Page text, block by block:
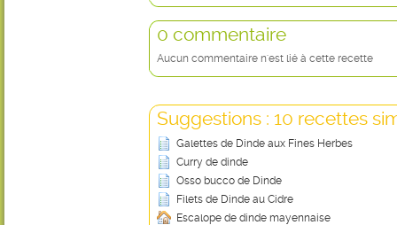
0 commentaire
Aucun commentaire n'est lié à cette recette
Suggestions : 10 recettes
Galettes de Dinde aux Fines Herbes
Curry de dinde
Osso bucco de Dinde
Filets de Dinde au Cidre
Escalope de dinde mayennaise